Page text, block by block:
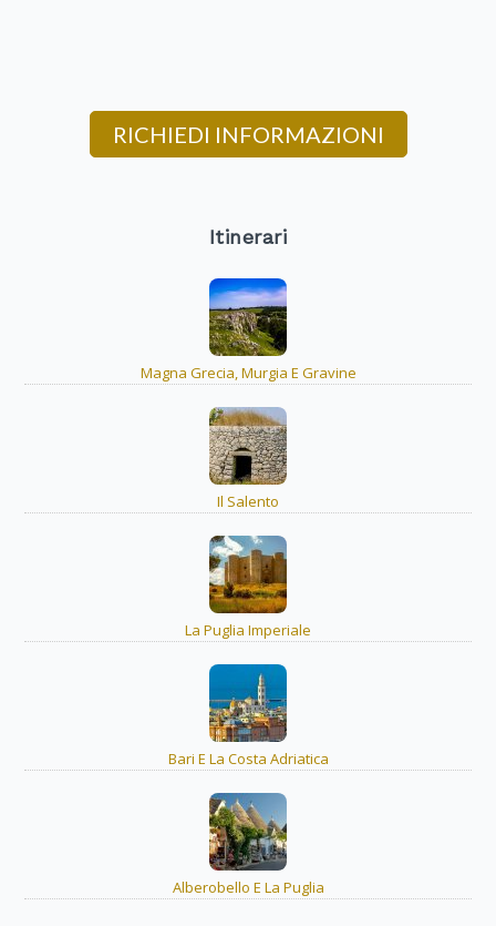
RICHIEDI INFORMAZIONI
Itinerari
Magna Grecia, Murgia E Gravine
Il Salento
La Puglia Imperiale
Bari E La Costa Adriatica
Alberobello E La Puglia